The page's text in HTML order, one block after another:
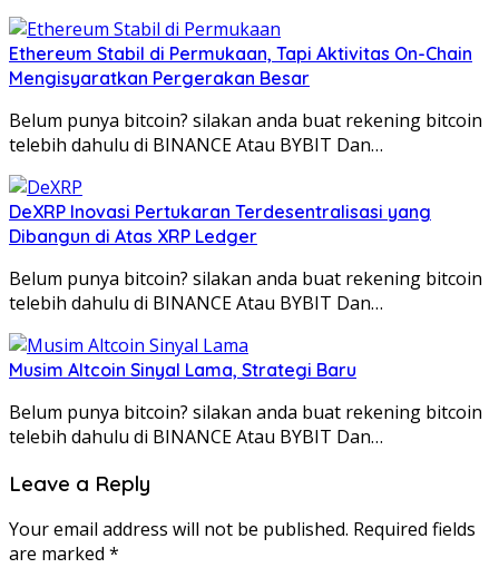
Ethereum Stabil di Permukaan, Tapi Aktivitas On-Chain
Mengisyaratkan Pergerakan Besar
Belum punya bitcoin? silakan anda buat rekening bitcoin
telebih dahulu di BINANCE Atau BYBIT Dan…
DeXRP Inovasi Pertukaran Terdesentralisasi yang
Dibangun di Atas XRP Ledger
Belum punya bitcoin? silakan anda buat rekening bitcoin
telebih dahulu di BINANCE Atau BYBIT Dan…
Musim Altcoin Sinyal Lama, Strategi Baru
Belum punya bitcoin? silakan anda buat rekening bitcoin
telebih dahulu di BINANCE Atau BYBIT Dan…
Leave a Reply
Your email address will not be published. Required fields
are marked *